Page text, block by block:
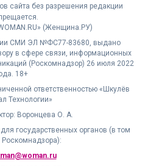
сайта без разрешения редакции
(Женщина.РУ)
СМИ ЭЛ №ФС77-83680, выдано
в сфере связи, информационных
(Роскомнадзор) 26 июля 2022
18+
ответственностью «Шкулёв
Технологии»
Воронцева О. А.
государственных органов (в том